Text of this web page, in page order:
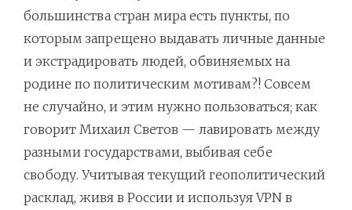
большинства стран мира есть пункты, по
которым запрещено выдавать личные данные
и экстрадировать людей, обвиняемых на
родине по политическим мотивам?! Совсем
не случайно, и этим нужно пользоваться; как
говорит Михаил Светов — лавировать между
разными государствами, выбивая себе
свободу. Учитывая текущий геополитический
расклад, живя в России и используя VPN в